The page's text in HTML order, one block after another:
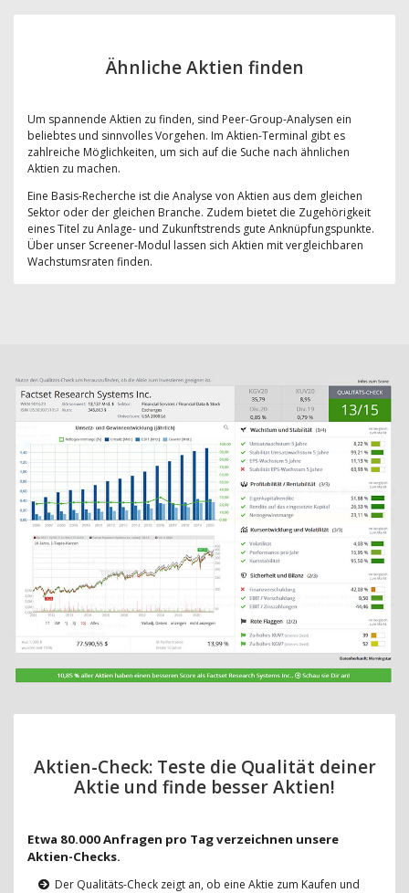
Ähnliche Aktien finden
Um spannende Aktien zu finden, sind Peer-Group-Analysen ein
beliebtes und sinnvolles Vorgehen. Im Aktien-Terminal gibt es
zahlreiche Möglichkeiten, um sich auf die Suche nach ähnlichen
Aktien zu machen.
Eine Basis-Recherche ist die Analyse von Aktien aus dem gleichen
Sektor oder der gleichen Branche. Zudem bietet die Zugehörigkeit
eines Titel zu Anlage- und Zukunftstrends gute Anknüpfungspunkte.
Über unser Screener-Modul lassen sich Aktien mit vergleichbaren
Wachstumsraten finden.
Aktien-Check: Teste die Qualität deiner
Aktie und finde besser Aktien!
Etwa 80.000 Anfragen pro Tag verzeichnen unsere
Aktien-Checks.
Der Qualitäts-Check zeigt an, ob eine Aktie zum Kaufen und